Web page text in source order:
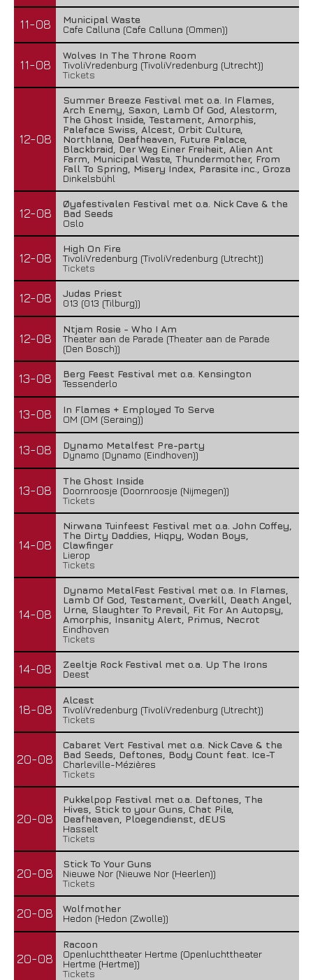
11-08
Municipal Waste
Cafe Calluna (Cafe Calluna (Ommen))
11-08
Wolves In The Throne Room
TivoliVredenburg (TivoliVredenburg (Utrecht))
Tickets
12-08
Summer Breeze Festival met o.a. In Flames,
Arch Enemy, Saxon, Lamb Of God, Alestorm,
The Ghost Inside, Testament, Amorphis,
Paleface Swiss, Alcest, Orbit Culture,
Northlane, Deafheaven, Future Palace,
Blackbraid, Der Weg Einer Freiheit, Alien Ant
Farm, Municipal Waste, Thundermother, From
Fall To Spring, Misery Index, Parasite inc., Groza
Dinkelsbühl
12-08
Øyafestivalen Festival met o.a. Nick Cave & the
Bad Seeds
Oslo
12-08
High On Fire
TivoliVredenburg (TivoliVredenburg (Utrecht))
Tickets
12-08
Judas Priest
013 (013 (Tilburg))
12-08
Ntjam Rosie - Who I Am
Theater aan de Parade (Theater aan de Parade
(Den Bosch))
13-08
Berg Feest Festival met o.a. Kensington
Tessenderlo
13-08
In Flames + Employed To Serve
OM (OM (Seraing))
13-08
Dynamo Metalfest Pre-party
Dynamo (Dynamo (Eindhoven))
13-08
The Ghost Inside
Doornroosje (Doornroosje (Nijmegen))
Tickets
14-08
Nirwana Tuinfeest Festival met o.a. John Coffey,
The Dirty Daddies, Hiqpy, Wodan Boys,
Clawfinger
Lierop
Tickets
14-08
Dynamo MetalFest Festival met o.a. In Flames,
Lamb Of God, Testament, Overkill, Death Angel,
Urne, Slaughter To Prevail, Fit For An Autopsy,
Amorphis, Insanity Alert, Primus, Necrot
Eindhoven
Tickets
14-08
Zeeltje Rock Festival met o.a. Up The Irons
Deest
18-08
Alcest
TivoliVredenburg (TivoliVredenburg (Utrecht))
Tickets
20-08
Cabaret Vert Festival met o.a. Nick Cave & the
Bad Seeds, Deftones, Body Count feat. Ice-T
Charleville-Mézières
Tickets
20-08
Pukkelpop Festival met o.a. Deftones, The
Hives, Stick to your Guns, Chat Pile,
Deafheaven, Ploegendienst, dEUS
Hasselt
Tickets
20-08
Stick To Your Guns
Nieuwe Nor (Nieuwe Nor (Heerlen))
Tickets
20-08
Wolfmother
Hedon (Hedon (Zwolle))
20-08
Racoon
Openluchttheater Hertme (Openluchttheater
Hertme (Hertme))
Tickets